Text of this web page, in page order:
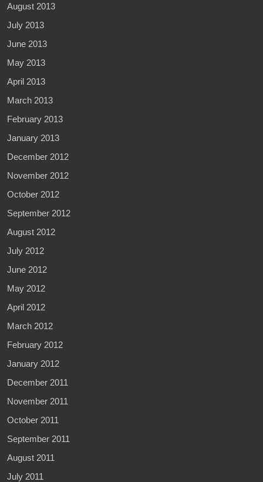
August 2013
July 2013
June 2013
May 2013
April 2013
March 2013
February 2013
January 2013
December 2012
November 2012
October 2012
September 2012
August 2012
July 2012
June 2012
May 2012
April 2012
March 2012
February 2012
January 2012
December 2011
November 2011
October 2011
September 2011
August 2011
July 2011